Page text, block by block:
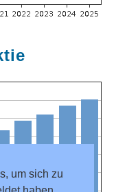
um sich zu